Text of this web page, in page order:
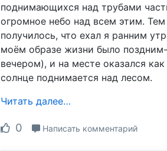
поднимающихся над трубами
огромное небо над всем этим. Тем
получилось, что ехал я ранним
моём образе жизни было
вечером), и на месте оказался как
солнце поднимается над лесом.
Читать далее…
0 Написать комментарий